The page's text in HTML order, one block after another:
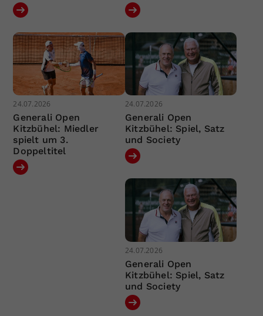
24.07.2026
Generali Open
Kitzbühel: Miedler
spielt um 3.
Doppeltitel
24.07.2026
Generali Open
Kitzbühel: Spiel, Satz
und Society
24.07.2026
Generali Open
Kitzbühel: Spiel, Satz
und Society